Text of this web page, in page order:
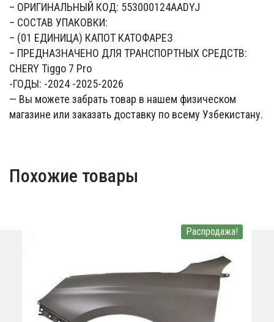
– ОРИГИНАЛЬНЫЙ КОД: 553000124AADYJ
– СОСТАВ УПАКОВКИ:
– (01 ЕДИНИЦА) КАПОТ КАТОФАРЕЗ
– ПРЕДНАЗНАЧЕНО ДЛЯ ТРАНСПОРТНЫХ СРЕДСТВ:
CHERY Tiggo 7 Pro
-ГОДЫ: -2024 -2025-2026
— Вы можете забрать товар в нашем физическом
магазине или заказать доставку по всему Узбекистану.
Похожие товары
Распродажа!